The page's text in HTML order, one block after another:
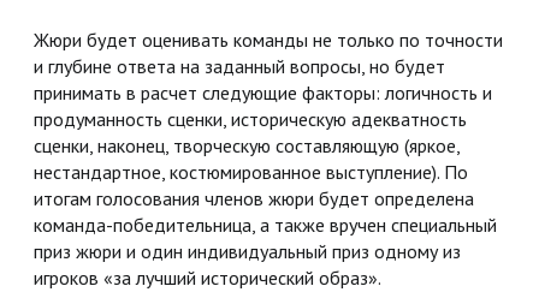
Жюри будет оценивать команды не только по точности
и глубине ответа на заданный вопросы, но будет
принимать в расчет следующие факторы: логичность и
продуманность сценки, историческую адекватность
сценки, наконец, творческую составляющую (яркое,
нестандартное, костюмированное выступление). По
итогам голосования членов жюри будет определена
команда-победительница, а также вручен специальный
приз жюри и один индивидуальный приз одному из
игроков «за лучший исторический образ».